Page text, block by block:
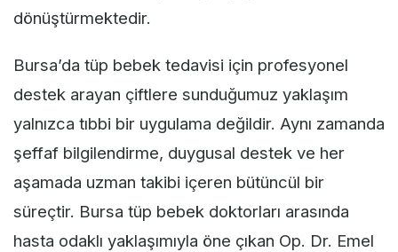
dönüştürmektedir.
Bursa’da tüp bebek tedavisi için profesyonel
destek arayan çiftlere sunduğumuz yaklaşım
yalnızca tıbbi bir uygulama değildir. Aynı zamanda
şeffaf bilgilendirme, duygusal destek ve her
aşamada uzman takibi içeren bütüncül bir
süreçtir. Bursa tüp bebek doktorları arasında
hasta odaklı yaklaşımıyla öne çıkan Op. Dr. Emel